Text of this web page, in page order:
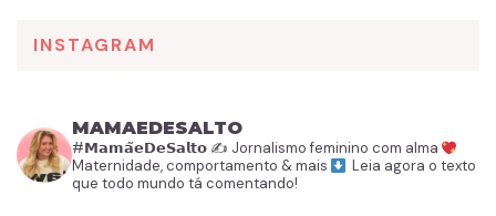
INSTAGRAM
MAMAEDESALTO
#𝗠𝗮𝗺𝗮̃𝗲𝗗𝗲𝗦𝗮𝗹𝘁𝗼 ✍️ Jornalismo feminino com alma
Maternidade, comportamento & mais
Leia agora o texto
que todo mundo tá comentando!